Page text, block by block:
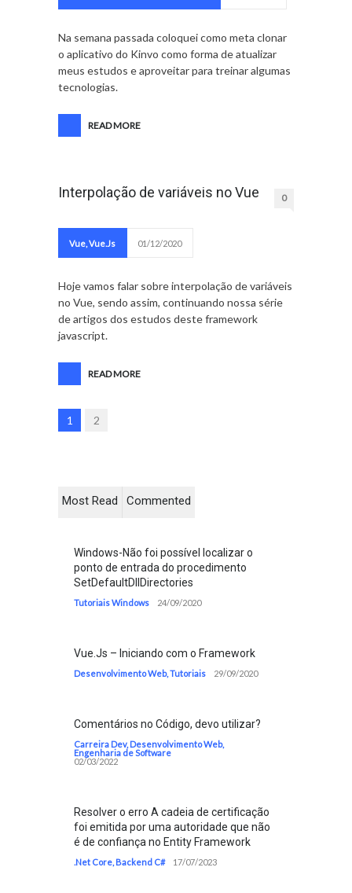
Na semana passada coloquei como meta clonar
o aplicativo do Kinvo como forma de atualizar
meus estudos e aproveitar para treinar algumas
tecnologias.
READ MORE
Interpolação de variáveis no Vue 0
Vue,Vue.Js 01/12/2020
Hoje vamos falar sobre interpolação de variáveis
no Vue, sendo assim, continuando nossa série
de artigos dos estudos deste framework
javascript.
READ MORE
1 2
Most Read Commented
Windows-Não foi possível localizar o
ponto de entrada do procedimento
SetDefaultDllDirectories
Tutoriais Windows 24/09/2020
Vue.Js – Iniciando com o Framework
Desenvolvimento Web,Tutoriais 29/09/2020
Comentários no Código, devo utilizar?
Carreira Dev, Desenvolvimento Web,
Engenharia de Software
02/03/2022
Resolver o erro A cadeia de certificação
foi emitida por uma autoridade que não
é de confiança no Entity Framework
.Net Core, Backend C# 17/07/2023